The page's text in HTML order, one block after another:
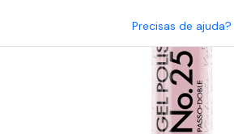
Precisas de ajuda?